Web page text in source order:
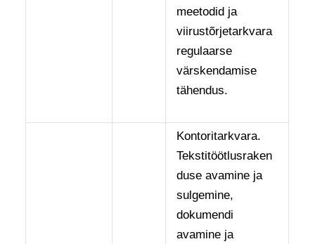
meetodid ja
viirustõrjetarkvara
regulaarse
värskendamise
tähendus.
Kontoritarkvara.
Tekstitöötlusraken
duse avamine ja
sulgemine,
dokumendi
avamine ja